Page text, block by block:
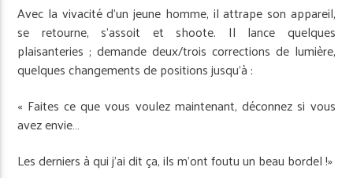
Avec la vivacité d’un jeune homme, il attrape son appareil,
se retourne, s’assoit et shoote. Il lance quelques
plaisanteries ; demande deux/trois corrections de lumière,
quelques changements de positions jusqu’à :
« Faites ce que vous voulez maintenant, déconnez si vous
avez envie…
Les derniers à qui j’ai dit ça, ils m’ont foutu un beau bordel !»